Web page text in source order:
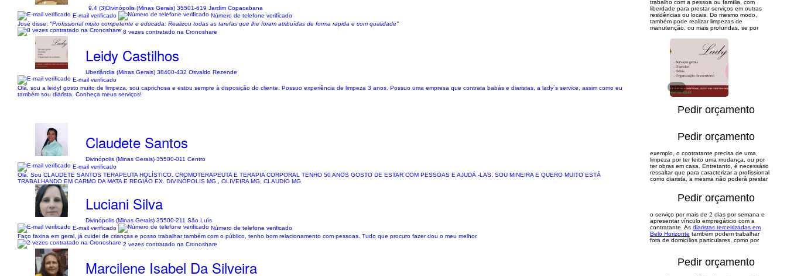
9,4 (3)Divinópolis (Minas Gerais) 35501-619 Jardim Copacabana
E-mail verificado
Número de telefone verificado
José disse: "Profissional muito competente e educada: Realizou todas as tarefas que lhe foram atribuídas de forma rapida e com qualidade"
8 vezes contratado na Cronoshare
Leidy Castilhos
Uberlândia (Minas Gerais) 38400-432 Osvaldo Rezende
E-mail verificado
Olá, sou a leidy! gosto muito de limpeza, sou caprichosa e estou sempre à disposição do cliente. Possuo experiência de limpeza 3 anos. Possuo uma empresa que contrata babás e diaristas, a lady´s service, assim como eu
também sou diarista. Conheça meus serviços!
1/1
Pedir orçamento
Claudete Santos
Divinópolis (Minas Gerais) 35500-011 Centro
E-mail verificado
Olá. Sou CLAUDETE SANTOS TERAPEUTA HOLÍSTICO. CROMOTERAPEUTA E TERAPIA CORPORAL TENHO 50 ANOS GOSTO DE ESTAR COM PESSOAS E AJUDÁ -LAS. SOU MINEIRA E QUERO MUITO ESTÁ
TRABALHANDO EM CARMO DA MATA E REGIÃO EX. DIVINÓPOLIS MG , OLIVEIRA MG, CLAUDIO MG
Pedir orçamento
Luciani Silva
Divinópolis (Minas Gerais) 35500-211 São Luís
E-mail verificado
Número de telefone verificado
Faço faxina em geral, já cuidei de crianças e posso trabalhar também com o público, tenho bom relacionamento com pessoas. Tudo que procuro fazer dou o meu melhor.
2 vezes contratado na Cronoshare
Pedir orçamento
Marcilene Isabel Da Silveira Pedir orçamento
trabalho com a pessoa ou família, com
liberdade para prestar serviços em outras
residências ou locais. Do mesmo modo,
também pode realizar limpezas de
manutenção, ou mais profundas, se por
exemplo, o contratante precisa de uma
limpeza por ter feito uma mudança, ou por
ter obras em casa. Entretanto, é necessário
ressaltar que para caracterizar a profissional
como diarista, a mesma não poderá prestar
o serviço por mais de 2 dias por semana e
apresentar vínculo empregáticio com a
contratante. As diaristas terceirizadas em
Belo Horizonte também podem trabalhar
fora de domicílios particulares, como por